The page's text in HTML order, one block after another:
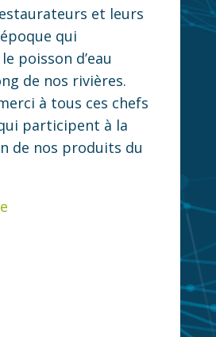
et leurs
qui
poisson d’eau
de nos rivières.
à tous ces chefs
participent à la
de nos produits du